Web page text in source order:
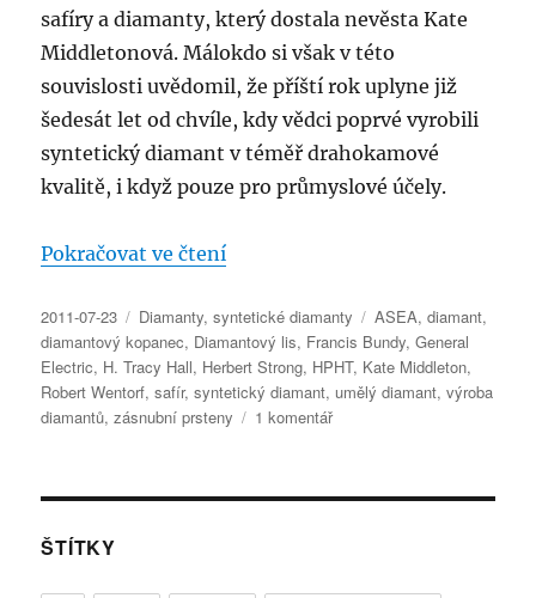
safíry a diamanty, který dostala nevěsta Kate
Middletonová. Málokdo si však v této
souvislosti uvědomil, že příští rok uplyne již
šedesát let od chvíle, kdy vědci poprvé vyrobili
syntetický diamant v téměř drahokamové
kvalitě, i když pouze pro průmyslové účely.
Pokračovat ve čtení„Syntetické diamanty“
Publikováno:
2011-07-23 Rubriky:
Diamanty,syntetické diamanty Štítky:
ASEA,diamant,
diamantový kopanec, Diamantový lis, Francis Bundy,General
Electric, H. Tracy Hall, Herbert Strong, HPHT, Kate Middleton,
Robert Wentorf,safír,syntetický diamant, umělý diamant,výroba
diamantů,zásnubní prsteny 1 komentářu
názvem
ŠTÍTKY